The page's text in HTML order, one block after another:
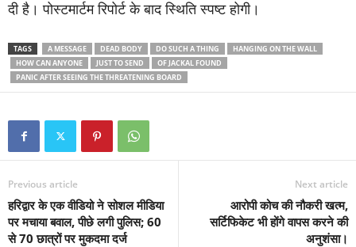
दी है। पोस्टमार्टम रिपोर्ट के बाद स्थिति स्पष्ट होगी।
TAGS A MESSAGE DEAD BODY DO SUCH A THING
HANGING ON THE WALL
HOW CAN ANYONE
JUST TO SEND
OF JACKAL FOUND
PANIC AFTER SEEING THE THREATENING BOARD
Previous article
हरिद्वार के एक वीडियो ने सोशल मीडिया
पर मचाया बवाल, पीछे लगी पुलिस; 60
से 70 छात्रों पर मुकदमा दर्ज
Next article
आरोपी कोच की नौकरी खत्म,
सर्टिफिकेट भी होंगे वापस करने की
अनुशंसा।